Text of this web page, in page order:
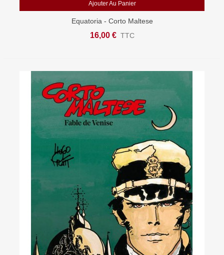
Ajouter Au Panier
Equatoria - Corto Maltese
16,00 € TTC